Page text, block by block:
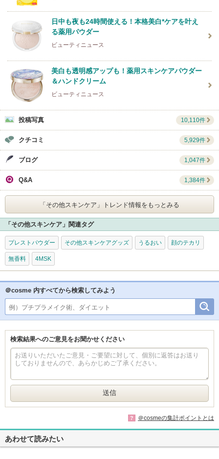
日中も夜も24時間使える！本格美白*ケアを叶え
る薬用パウダー
ビューティニュース
美白も透明感アップも！薬用スキンケアパウダー
＆ハンドクリーム
ビューティニュース
投稿写真 10,110件
クチコミ 5,929件
ブログ 1,047件
Q&A 1,384件
「その他スキンケア」 トレンド情報をもっとみる
「その他スキンケア」関連タグ
プレストパウダー その他スキンケアグッズ うるおい 顔のテカリ
無香料 4MSK
＠cosme 内すべてから検索してみよう
検索結果へのご意見をお聞かせください
? ＠cosmeの集計ポイントとは
あわせて読みたい